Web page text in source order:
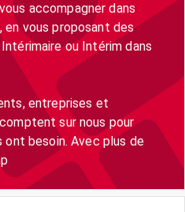
accompagner dans
vous proposant des
ou Intérim dans
entreprises et
sur nous pour
besoin. Avec plus de